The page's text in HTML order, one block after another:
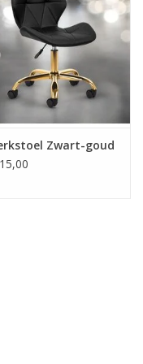
en Gel
Hydroxypropyl
Methacrylate, Silica
Glycol
Polyamide,
Synthetic
CI 74160, CI 12490,
Zwart-goud